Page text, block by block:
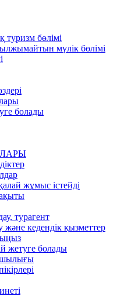
бөлімі
мүлік бөлімі
болады
жұмыс істейді
турагент
және кедендік қызметтер
жетуге болады